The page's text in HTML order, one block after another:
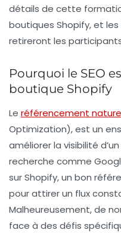
détails de cette
boutiques Shopify, et
retireront les
Pourquoi le SEO
boutique Shopify
Le référencement
Optimization), est un
améliorer la visibilité
recherche comme
sur Shopify,un bon
pour attirer un flux
Malheureusement, de
face à des défis